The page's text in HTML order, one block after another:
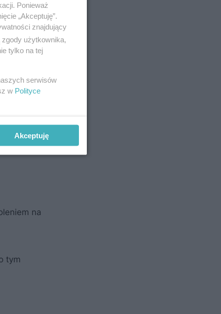
na
tym
Ponieważ
„Akceptuję”.
znajdujący
użytkownika,
tylko na tej
serwisów
w Polityce
Akceptuję